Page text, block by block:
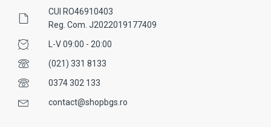
CUI RO46910403
Reg. Com. J2022019177409
L-V 09:00 - 20:00
(021) 331 8133
0374 302 133
contact@shopbgs.ro